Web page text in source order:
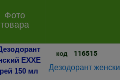
Фото
товара
код 116515
Дезодорант